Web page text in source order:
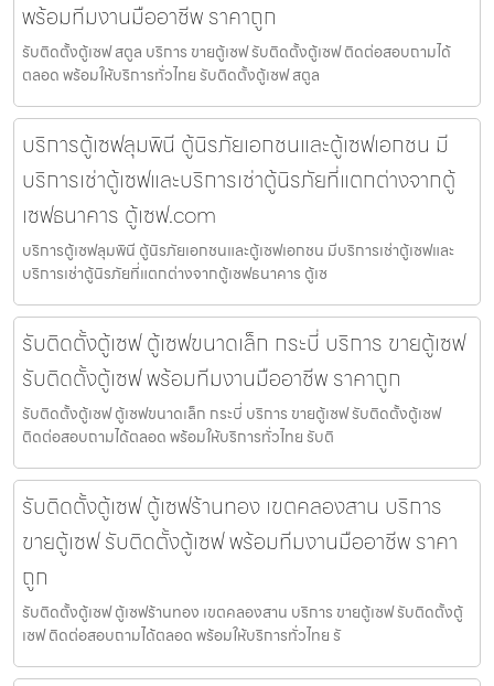
พร้อมทีมงานมืออาชีพ ราคาถูก
รับติดตั้งตู้เซฟ สตูล บริการ ขายตู้เซฟ รับติดตั้งตู้เซฟ ติดต่อสอบถามได้
ตลอด พร้อมให้บริการทั่วไทย รับติดตั้งตู้เซฟ สตูล
บริการตู้เซฟลุมพินี ตู้นิรภัยเอกชนและตู้เซฟเอกชน มี
บริการเช่าตู้เซฟและบริการเช่าตู้นิรภัยที่แตกต่างจากตู้
เซฟธนาคาร ตู้เซฟ.com
บริการตู้เซฟลุมพินี ตู้นิรภัยเอกชนและตู้เซฟเอกชน มีบริการเช่าตู้เซฟและ
บริการเช่าตู้นิรภัยที่แตกต่างจากตู้เซฟธนาคาร ตู้เซ
รับติดตั้งตู้เซฟ ตู้เซฟขนาดเล็ก กระบี่ บริการ ขายตู้เซฟ
รับติดตั้งตู้เซฟ พร้อมทีมงานมืออาชีพ ราคาถูก
รับติดตั้งตู้เซฟ ตู้เซฟขนาดเล็ก กระบี่ บริการ ขายตู้เซฟ รับติดตั้งตู้เซฟ
ติดต่อสอบถามได้ตลอด พร้อมให้บริการทั่วไทย รับติ
รับติดตั้งตู้เซฟ ตู้เซฟร้านทอง เขตคลองสาน บริการ
ขายตู้เซฟ รับติดตั้งตู้เซฟ พร้อมทีมงานมืออาชีพ ราคา
ถูก
รับติดตั้งตู้เซฟ ตู้เซฟร้านทอง เขตคลองสาน บริการ ขายตู้เซฟ รับติดตั้งตู้
เซฟ ติดต่อสอบถามได้ตลอด พร้อมให้บริการทั่วไทย รั